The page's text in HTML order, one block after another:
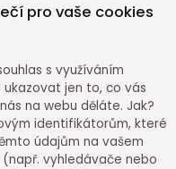
pro vaše cookies
s využíváním
jen to, co vás
na webu děláte. Jak?
identifikátorům, které
údajům na vašem
vyhledávače nebo